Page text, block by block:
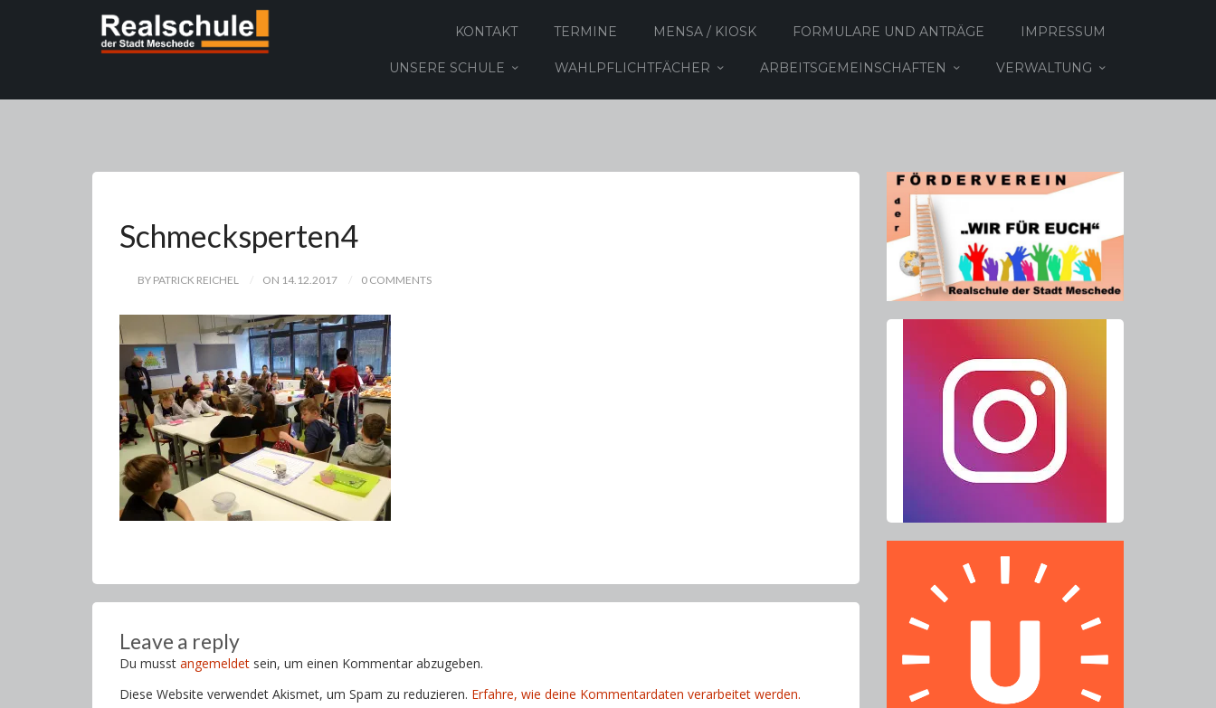
KONTAKT TERMINE MENSA / KIOSK FORMULARE UND ANTRÄGE IMPRESSUM
UNSERE SCHULE WAHLPFLICHTFÄCHER ARBEITSGEMEINSCHAFTEN VERWALTUNG
Schmecksperten4
BY PATRICK REICHEL ON 14.12.2017 0 COMMENTS
Leave a reply
Du musst angemeldet sein, um einen Kommentar abzugeben.
Diese Website verwendet Akismet, um Spam zu reduzieren. Erfahre, wie deine Kommentardaten verarbeitet werden.